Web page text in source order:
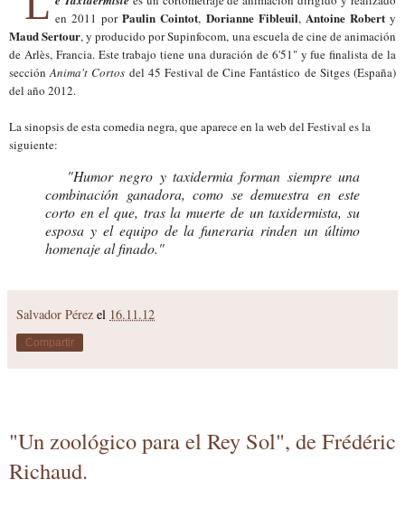
en 2011 porPaulin Cointot, Dorianne Fibleuil, Antoine Roberty
Maud Sertour, y producido por Supinfocom, una escuela de cine de animación
de Arlès, Francia. Este trabajo tiene una duración de 6'51" y fue finalista de la
secciónAnima't Cortos del 45 Festival de Cine Fantástico de Sitges (España)
del año 2012.
La sinopsis de esta comedia negra, que aparece en la web del Festival es la
siguiente:
"Humor negro y taxidermia forman siempre una
combinación ganadora, como se demuestra en este
corto en el que, tras la muerte de un taxidermista, su
esposa y el equipo de la funeraria rinden un último
homenaje al finado."
Salvador Pérez el 16.11.12
Compartir
"Un zoológico para el Rey Sol", de Frédéric
Richaud.